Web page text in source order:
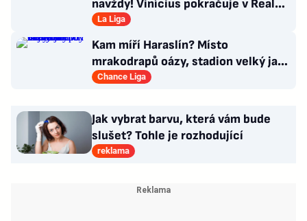
navždy! Vinícius pokračuje v Realu,
za 25 milionů eur
La Liga
Kam míří Haraslín? Místo
mrakodrapů oázy, stadion velký jak
v Plzni. Byl by největší hvězdou
Chance Liga
Jak vybrat barvu, která vám bude
slušet? Tohle je rozhodující
reklama